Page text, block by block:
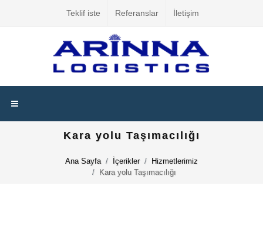
Teklif iste Referanslar İletişim
Kara yolu Taşımacılığı
Ana Sayfa İçerikler
Hizmetlerimiz
Kara yolu Taşımacılığı